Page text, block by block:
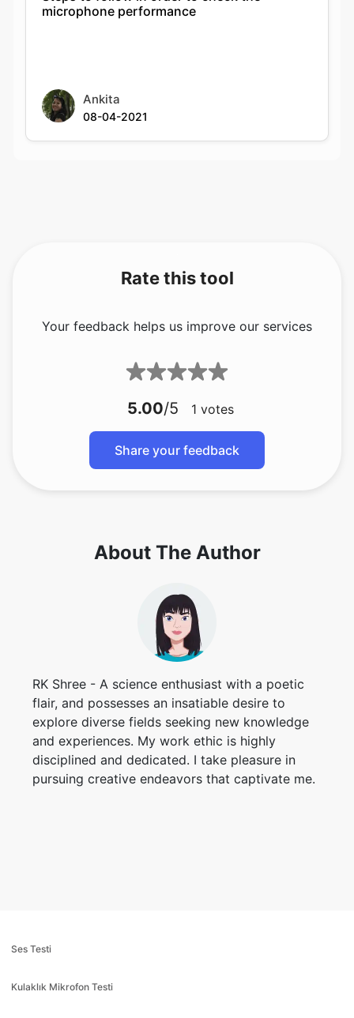
microphone performance
Ankita
08-04-2021
Rate this tool
Your feedback helps us improve our services
5.00/5 1 votes
Share your feedback
About The Author
RK Shree - A science enthusiast with a poetic
flair, and possesses an insatiable desire to
explore diverse fields seeking new knowledge
and experiences. My work ethic is highly
disciplined and dedicated. I take pleasure in
pursuing creative endeavors that captivate me.
Ses Testi
Kulaklık Mikrofon Testi